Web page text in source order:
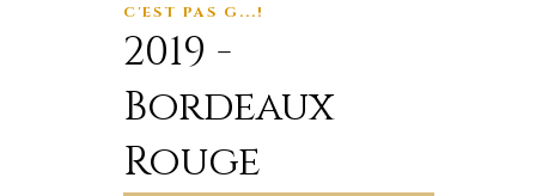
C'EST PAS G...!
2019 -
Bordeaux
Rouge